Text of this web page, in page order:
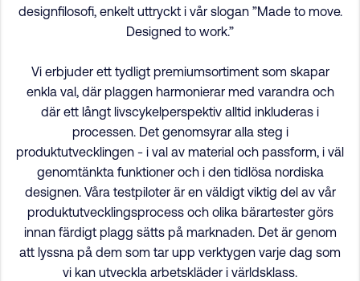
designfilosofi, enkelt uttryckt i vår slogan ”Made to move.
Designed to work.”
Vi erbjuder ett tydligt premiumsortiment som skapar
enkla val, där plaggen harmonierar med varandra och
där ett långt livscykelperspektiv alltid inkluderas i
processen. Det genomsyrar alla steg i
produktutvecklingen - i val av material och passform, i väl
genomtänkta funktioner och i den tidlösa nordiska
designen. Våra testpiloter är en väldigt viktig del av vår
produktutvecklingsprocess och olika bärartester görs
innan färdigt plagg sätts på marknaden. Det är genom
att lyssna på dem som tar upp verktygen varje dag som
vi kan utveckla arbetskläder i världsklass.